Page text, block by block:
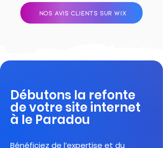
NOS AVIS CLIENTS SUR WIX
Débutons la refonte
de votre site internet
à le Paradou
Bénéficiez de l’expertise et du